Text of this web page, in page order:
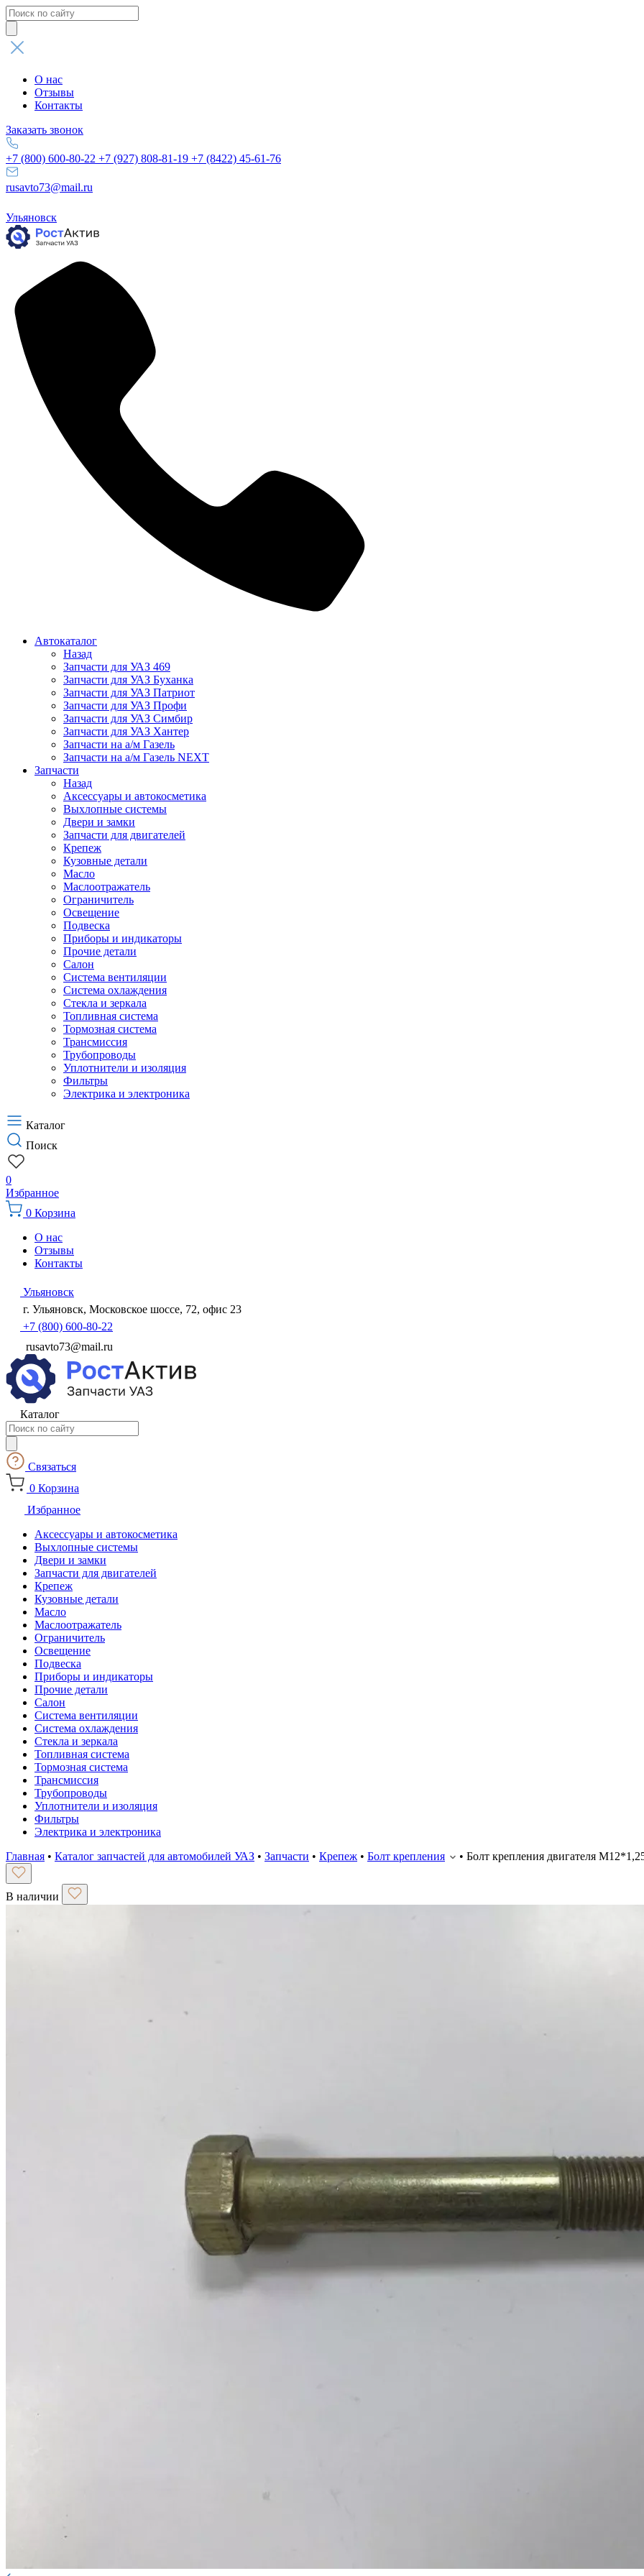
Поиск
товаров
О нас
Отзывы
Контакты
Заказать звонок
+7 (800) 600-80-22 +7 (927) 808-81-19 +7 (8422) 45-61-76
rusavto73@mail.ru
Ульяновск
Автокаталог
Назад
Запчасти для УАЗ 469
Запчасти для УАЗ Буханка
Запчасти для УАЗ Патриот
Запчасти для УАЗ Профи
Запчасти для УАЗ Симбир
Запчасти для УАЗ Хантер
Запчасти на а/м Газель
Запчасти на а/м Газель NEXT
Запчасти
Назад
Аксессуары и автокосметика
Выхлопные системы
Двери и замки
Запчасти для двигателей
Крепеж
Кузовные детали
Масло
Маслоотражатель
Ограничитель
Освещение
Подвеска
Приборы и индикаторы
Прочие детали
Салон
Система вентиляции
Система охлаждения
Стекла и зеркала
Топливная система
Тормозная система
Трансмиссия
Трубопроводы
Уплотнители и изоляция
Фильтры
Электрика и электроника
Каталог
Поиск
0
Избранное
0 Корзина
О нас
Отзывы
Контакты
Ульяновск
г. Ульяновск, Московское шоссе, 72, офис 23
+7 (800) 600-80-22
rusavto73@mail.ru
Каталог
Поиск
товаров
Связаться
0 Корзина
Избранное
Аксессуары и автокосметика
Выхлопные системы
Двери и замки
Запчасти для двигателей
Крепеж
Кузовные детали
Масло
Маслоотражатель
Ограничитель
Освещение
Подвеска
Приборы и индикаторы
Прочие детали
Салон
Система вентиляции
Система охлаждения
Стекла и зеркала
Топливная система
Тормозная система
Трансмиссия
Трубопроводы
Уплотнители и изоляция
Фильтры
Электрика и электроника
Главная • Каталог запчастей для автомобилей УАЗ • Запчасти • Крепеж • Болт крепления • Болт крепления двигателя
В наличии